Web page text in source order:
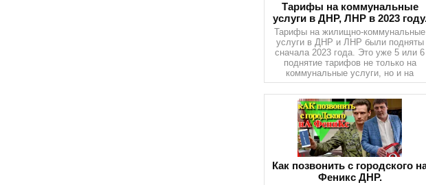
Тарифы на коммунальные
услуги в ДНР, ЛНР в 2023
Тарифы на жилищно-коммунальные
услуги в ДНР и ЛНР были подняты
сначала 2023 года. Это уже 5 или 6
поднятие тарифов не только на
коммунальные услуги, но и на
Как позвонить с городского
Феникс ДНР.